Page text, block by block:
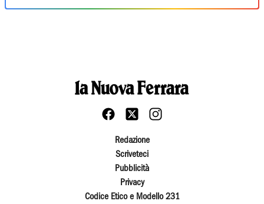
Redazione
Scriveteci
Pubblicità
Privacy
Codice Etico e Modello 231